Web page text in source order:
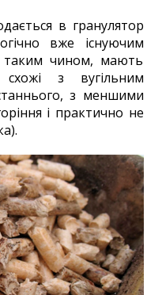
в гранулятор
вже існуючим
таким чином, мають
схожі з вугільним
з меншими
і практично не